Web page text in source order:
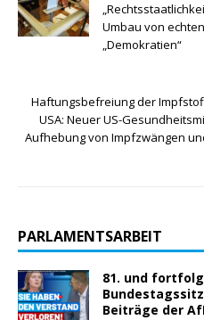
Umbau von
„Demokratien“
Haftungsbefreiung der
USA: Neuer US-
Aufhebung von Impfzwängen
PARLAMENTSARBEIT
81. und
Beiträge der